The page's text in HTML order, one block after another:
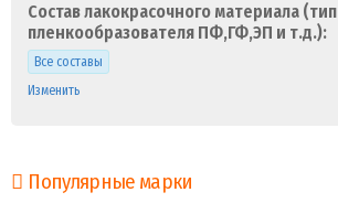
Состав лакокрасочного материала (тип
пленкообразователя ПФ,ГФ,ЭП и т.д.):
Все составы
Изменить
Популярные марки